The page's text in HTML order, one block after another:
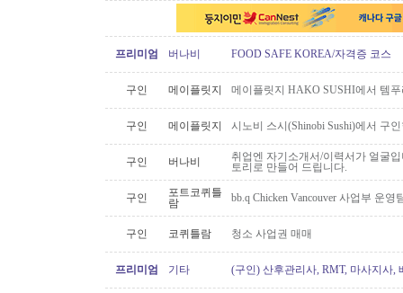
프리미엄 버나비 FOOD SAFE KOREA/자격증 코스
구인 메이플릿지 메이플릿지 HAKO SUSHI에서 템
구인 메이플릿지 시노비 스시(Shinobi Sushi)에서 구
구인 버나비
취업엔 자기소개서/이력서가 얼굴
토리로 만들어 드립니다.
구인
포트코퀴틀
람
bb.q Chicken Vancouver 사업부 운
구인 코퀴틀람 청소 사업권 매매
프리미엄 기타 (구인) 산후관리사, RMT, 마사지사,